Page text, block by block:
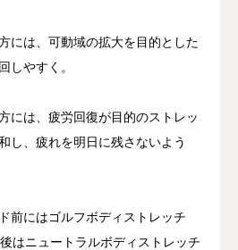
には、 可動域の拡大を目的とした
しやすく 。
には、 疲労回復が目的のストレッ
し、 疲れを明日に残さないよう
前にはゴルフボディストレッチ
はニュートラルボディストレッチ